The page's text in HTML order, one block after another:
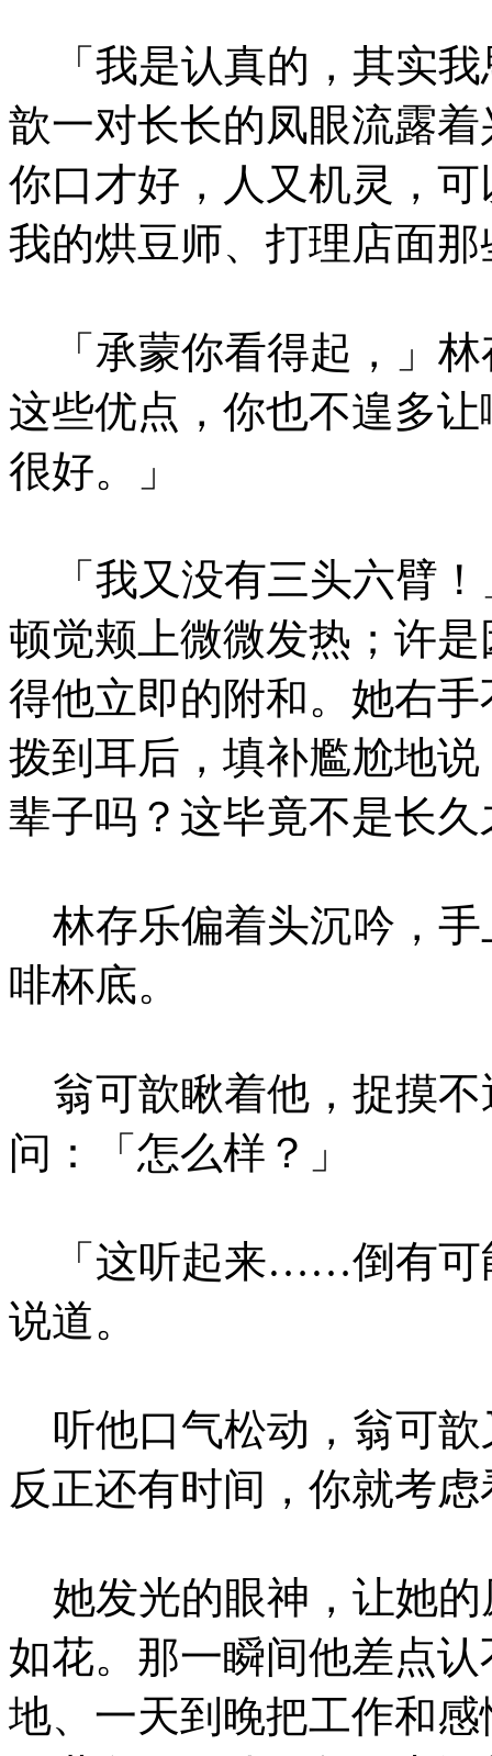
「我是认真的，其实
歆一对长长的凤眼流露
你口才好，人又机灵，
我的烘豆师、打理店面
「承蒙你看得起，」林
这些优点，你也不遑多
很好。」
「我又没有三头六臂！
顿觉颊上微微发热；许
得他立即的附和。她右
拨到耳后，填补尷尬地
辈子吗？这毕竟不是长
林存乐偏着头沉吟，手
啡杯底。
翁可歆瞅着他，捉摸不
问：「怎么样？」
「这听起来……倒有可
说道。
听他口气松动，翁可歆
反正还有时间，你就考
她发光的眼神，让她的
如花。那一瞬间他差点
地、一天到晚把工作和